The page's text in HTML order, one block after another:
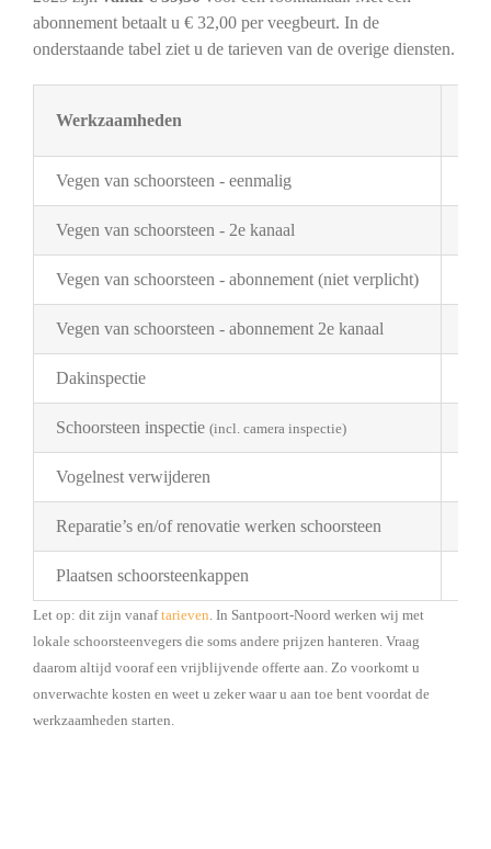
abonnement betaalt u € 32,00 per veegbeurt. In de
onderstaande tabel ziet u de tarieven van de overige diensten.
Werkzaamheden
Vegen van schoorsteen - eenmalig
Vegen van schoorsteen - 2e kanaal
Vegen van schoorsteen - abonnement (niet verplicht)
Vegen van schoorsteen - abonnement 2e kanaal
Dakinspectie
Schoorsteen inspectie (incl. camera inspectie)
Vogelnest verwijderen
Reparatie’s en/of renovatie werken schoorsteen
Plaatsen schoorsteenkappen
Let op: dit zijn vanaftarieven . In Santpoort-Noord werken wij met
lokale schoorsteenvegers die soms andere prijzen hanteren. Vraag
daarom altijd vooraf een vrijblijvende offerte aan. Zo voorkomt u
onverwachte kosten en weet u zeker waar u aan toe bent voordat de
werkzaamheden starten.